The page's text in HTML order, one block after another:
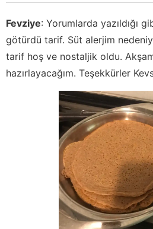
Fevziye: Yorumlarda yazıldığı
götürdü tarif. Süt alerjim
tarif hoş ve nostaljik oldu.
hazırlayacağım. Teşekkürler